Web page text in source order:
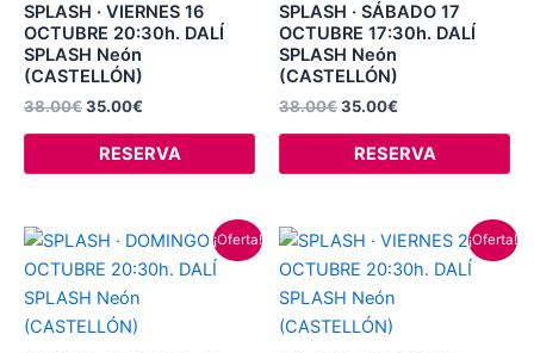
SPLASH · VIERNES 16
OCTUBRE 20:30h. DALÍ
SPLASH Neón
(CASTELLÓN)
38.00€35.00€
RESERVA
SPLASH · SÁBADO 17
OCTUBRE 17:30h. DALÍ
SPLASH Neón
(CASTELLÓN)
38.00€35.00€
RESERVA
¡Oferta!
El
original
era:
38.00€.
El
actual
¡Oferta!
El
original
era:
38.00€.
El
actual